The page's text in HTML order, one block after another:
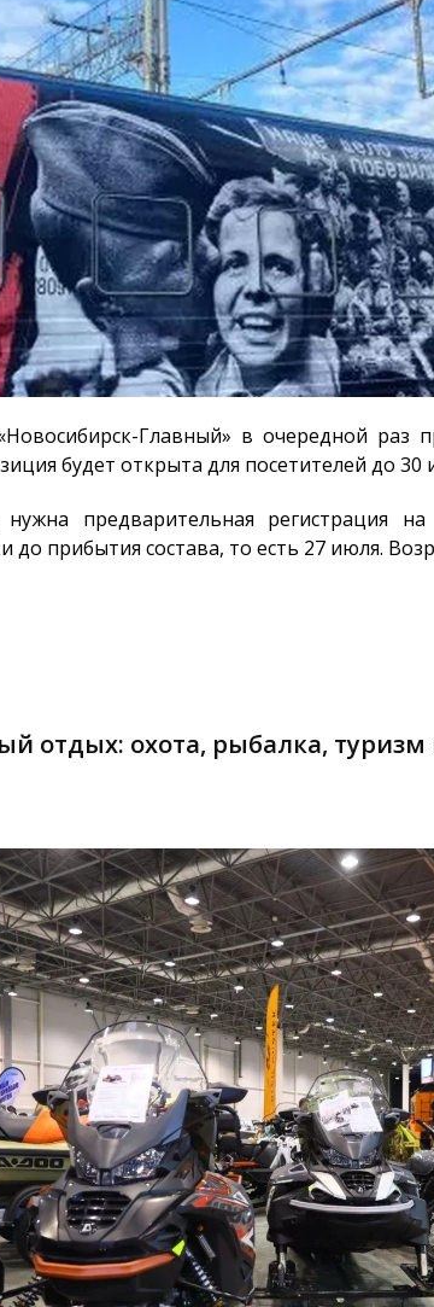
Главный» в очередной раз
будет открыта для посетителей до
предварительная регистрация
до прибытия состава, то есть 27 июля.
отдых: охота, рыбалка,